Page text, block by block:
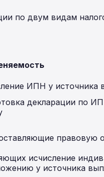
по двум видам
ИПН у источника
декларации по
правовую
исчисление
у источника